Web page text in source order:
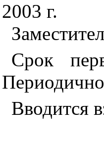
2003 г.
Срок
Вводится